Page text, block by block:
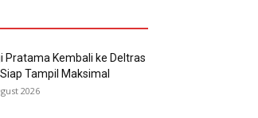
Pratama Kembali ke Deltras
Siap Tampil Maksimal
2026